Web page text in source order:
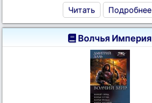
Читать Подробнее
Волчья Империя